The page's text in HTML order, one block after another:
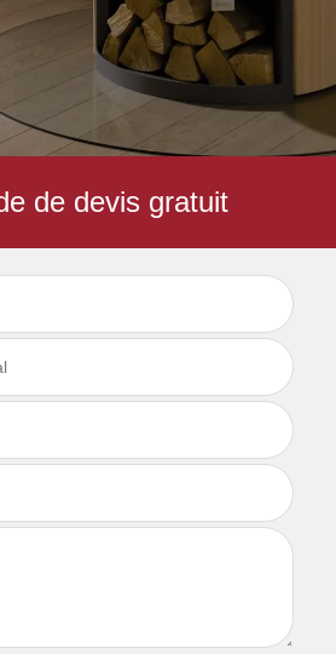
de devis gratuit